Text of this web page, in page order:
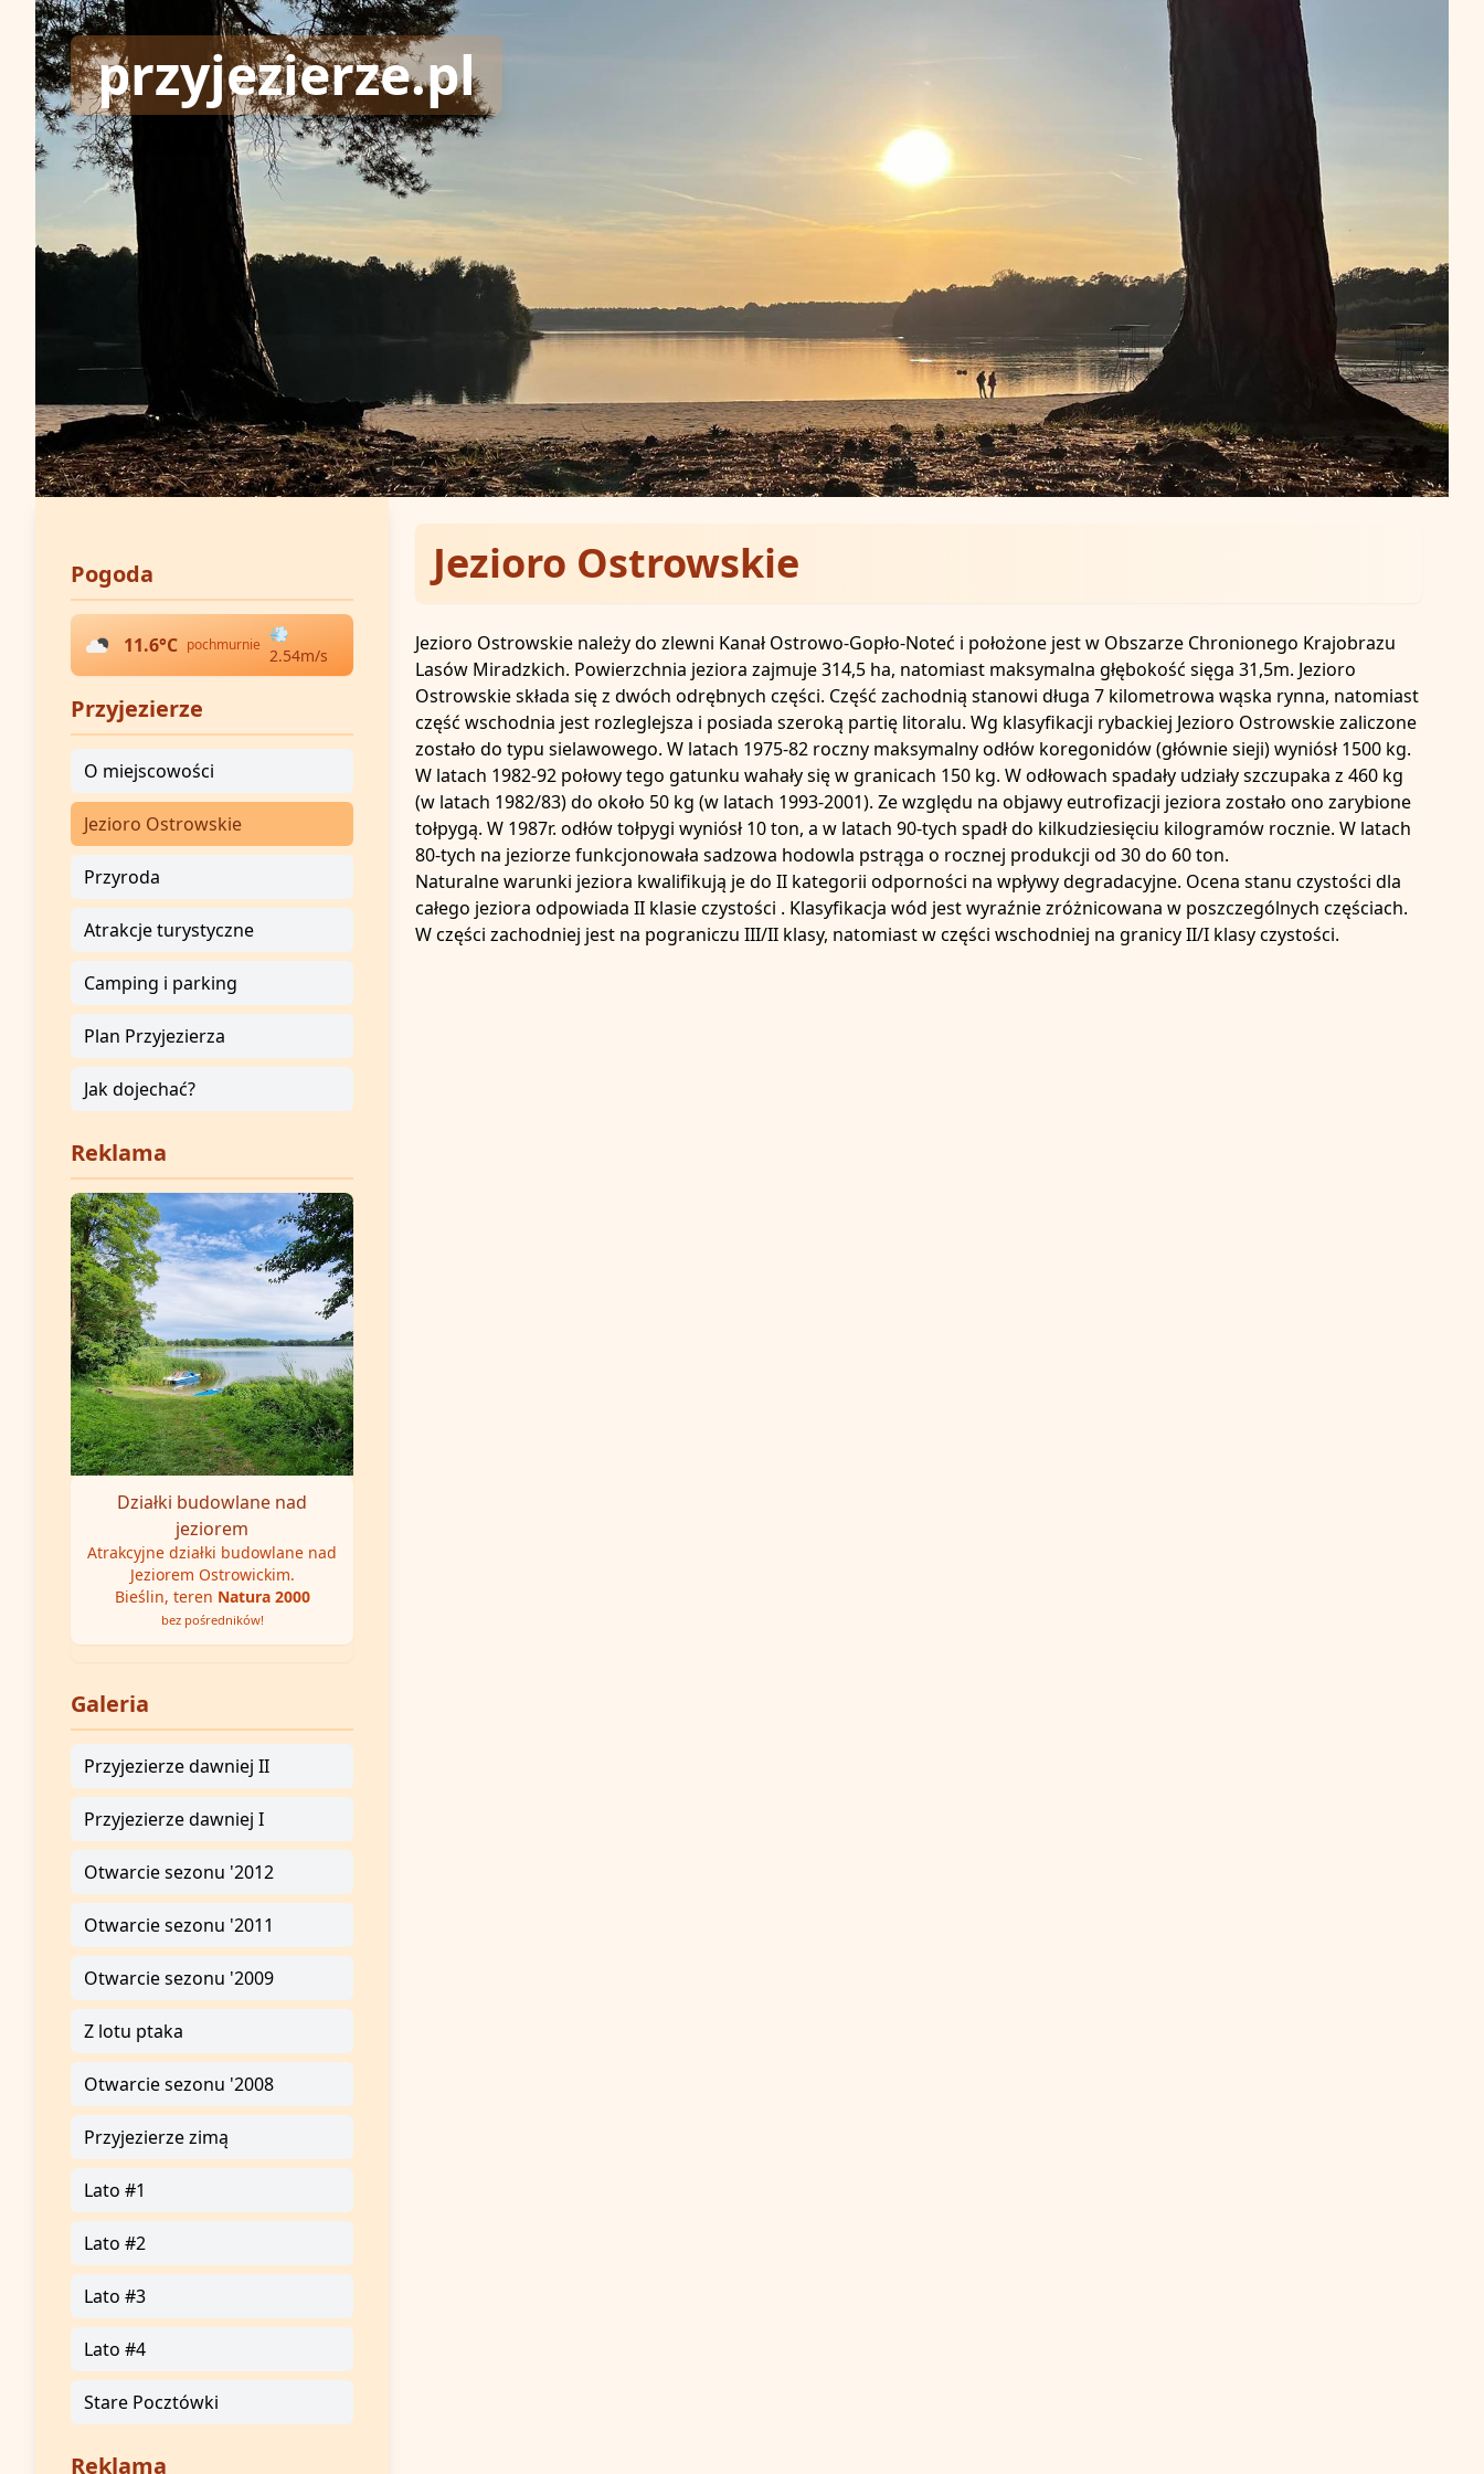
przyjezierze.pl
Pogoda
11.6°C pochmurnie
💨
2.54m/s
Przyjezierze
O miejscowości
Jezioro Ostrowskie
Przyroda
Atrakcje turystyczne
Camping i parking
Plan Przyjezierza
Jak dojechać?
Reklama
Działki budowlane nad
jeziorem
Atrakcyjne działki budowlane nad
Jeziorem Ostrowickim.
Bieślin, teren Natura 2000
bez pośredników!
Galeria
Przyjezierze dawniej II
Przyjezierze dawniej I
Otwarcie sezonu '2012
Otwarcie sezonu '2011
Otwarcie sezonu '2009
Z lotu ptaka
Otwarcie sezonu '2008
Przyjezierze zimą
Lato #1
Lato #2
Lato #3
Lato #4
Stare Pocztówki
Reklama
Jezioro Ostrowskie
Jezioro Ostrowskie należy do zlewni Kanał Ostrowo-Gopło-Noteć i położone jest w Obszarze Chronionego Krajobrazu
Lasów Miradzkich. Powierzchnia jeziora zajmuje 314,5 ha, natomiast maksymalna głębokość sięga 31,5m. Jezioro
Ostrowskie składa się z dwóch odrębnych części. Część zachodnią stanowi długa 7 kilometrowa wąska rynna, natomiast
część wschodnia jest rozleglejsza i posiada szeroką partię litoralu. Wg klasyfikacji rybackiej Jezioro Ostrowskie zaliczone
zostało do typu sielawowego. W latach 1975-82 roczny maksymalny odłów koregonidów (głównie sieji) wyniósł 1500 kg.
W latach 1982-92 połowy tego gatunku wahały się w granicach 150 kg. W odłowach spadały udziały szczupaka z 460 kg
(w latach 1982/83) do około 50 kg (w latach 1993-2001). Ze względu na objawy eutrofizacji jeziora zostało ono zarybione
tołpygą. W 1987r. odłów tołpygi wyniósł 10 ton, a w latach 90-tych spadł do kilkudziesięciu kilogramów rocznie. W latach
80-tych na jeziorze funkcjonowała sadzowa hodowla pstrąga o rocznej produkcji od 30 do 60 ton.
Naturalne warunki jeziora kwalifikują je do II kategorii odporności na wpływy degradacyjne. Ocena stanu czystości dla
całego jeziora odpowiada II klasie czystości . Klasyfikacja wód jest wyraźnie zróżnicowana w poszczególnych częściach.
W części zachodniej jest na pograniczu III/II klasy, natomiast w części wschodniej na granicy II/I klasy czystości.